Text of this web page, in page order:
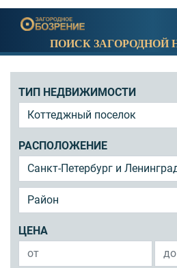
ПОИСК ЗАГОРОДНОЙ
ТИП НЕДВИЖИМОСТИ
РАСПОЛОЖЕНИЕ
ЦЕНА